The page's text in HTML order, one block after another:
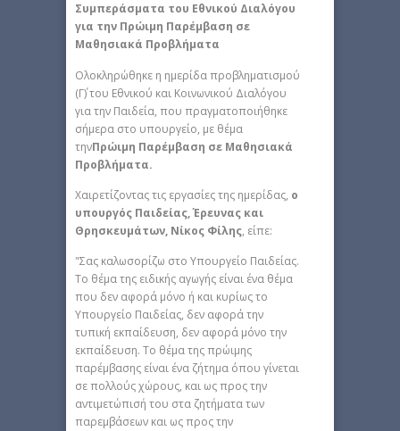
Συμπεράσματα του Εθνικού Διαλόγου
για την Πρώιμη Παρέμβαση σε
Μαθησιακά Προβλήματα
Ολοκληρώθηκε η ημερίδα προβληματισμού
(Γ΄) του Εθνικού και Κοινωνικού Διαλόγου
για την Παιδεία, που πραγματοποιήθηκε
σήμερα στο υπουργείο, με θέμα
τηνΠρώιμη Παρέμβαση σε Μαθησιακά
Προβλήματα.
Χαιρετίζοντας τις εργασίες της ημερίδας, ο
υπουργός Παιδείας, Έρευνας και
Θρησκευμάτων, Νίκος Φίλης, είπε:
"Σας καλωσορίζω στο Υπουργείο Παιδείας.
Το θέμα της ειδικής αγωγής είναι ένα θέμα
που δεν αφορά μόνο ή και κυρίως το
Υπουργείο Παιδείας, δεν αφορά την
τυπική εκπαίδευση, δεν αφορά μόνο την
εκπαίδευση. Το θέμα της πρώιμης
παρέμβασης είναι ένα ζήτημα όπου γίνεται
σε πολλούς χώρους, και ως προς την
αντιμετώπισή του στα ζητήματα των
παρεμβάσεων και ως προς την